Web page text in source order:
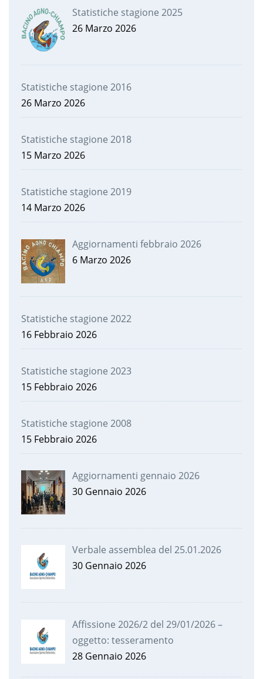
Statistiche stagione 2025
26 Marzo 2026
Statistiche stagione 2016
26 Marzo 2026
Statistiche stagione 2018
15 Marzo 2026
Statistiche stagione 2019
14 Marzo 2026
Aggiornamenti febbraio 2026
6 Marzo 2026
Statistiche stagione 2022
16 Febbraio 2026
Statistiche stagione 2023
15 Febbraio 2026
Statistiche stagione 2008
15 Febbraio 2026
Aggiornamenti gennaio 2026
30 Gennaio 2026
Verbale assemblea del 25.01.2026
30 Gennaio 2026
Affissione 2026/2 del 29/01/2026 –
oggetto: tesseramento
28 Gennaio 2026